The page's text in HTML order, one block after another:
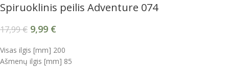
Spiruoklinis peilis Adventure 074
17,99€ 9,99 €
Visas ilgis [mm] 200
Ašmenų ilgis [mm] 85